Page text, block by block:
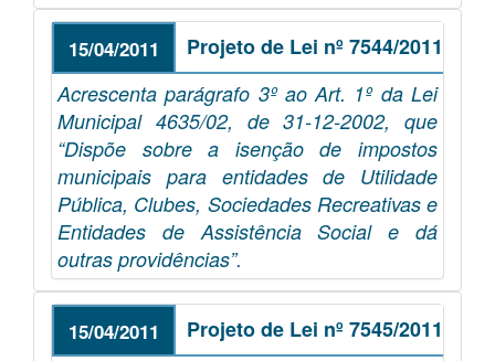
15/04/2011 Projeto de Lei nº 7544/2011
Acrescenta parágrafo 3º ao Art. 1º da Lei
Municipal 4635/02, de 31-12-2002, que
“Dispõe sobre a isenção de impostos
municipais para entidades de Utilidade
Pública, Clubes, Sociedades Recreativas e
Entidades de Assistência Social e dá
outras providências”.
15/04/2011 Projeto de Lei nº 7545/2011